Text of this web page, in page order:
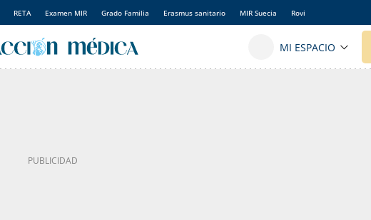
RETA Examen MIR Grado Familia Erasmus sanitario MIR Suecia Rovi